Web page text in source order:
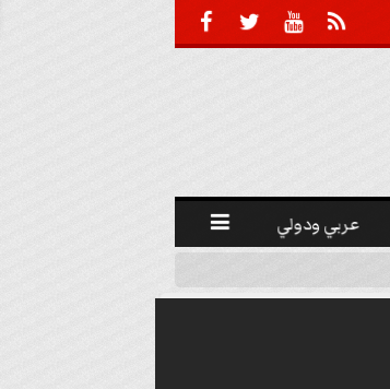
  

عربي ودولي 